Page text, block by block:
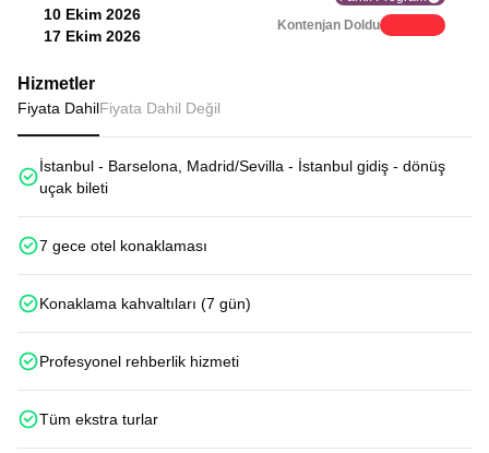
10 Ekim 2026
17 Ekim 2026
Kontenjan Doldu
Hizmetler
Fiyata DahilFiyata Dahil Değil
İstanbul - Barselona, Madrid/Sevilla - İstanbul gidiş - dönüş
uçak bileti
7 gece otel konaklaması
Konaklama kahvaltıları (7 gün)
Profesyonel rehberlik hizmeti
Tüm ekstra turlar